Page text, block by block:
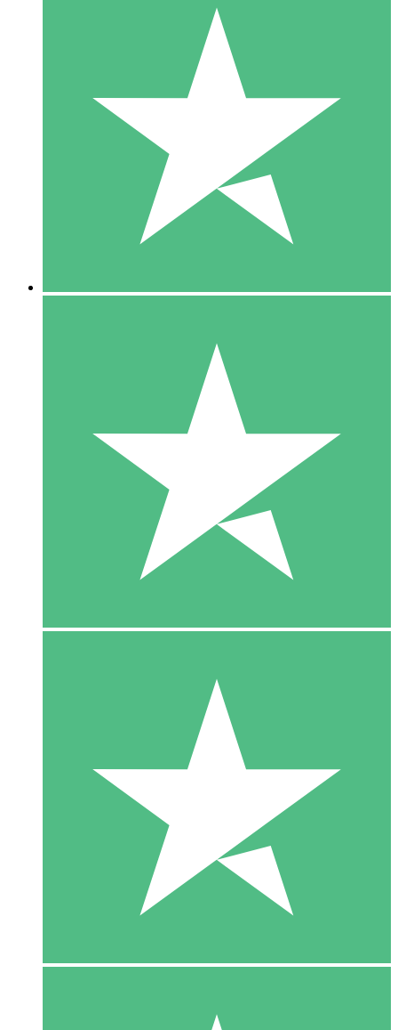
Individuella Kreditpaket
Betala per användning med nedladdningskrediter. Inget
1 Nedladdningar
10 00
10 Nedladdningar
20 00